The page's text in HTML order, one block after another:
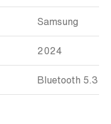
Samsung
2024
Bluetooth 5.3